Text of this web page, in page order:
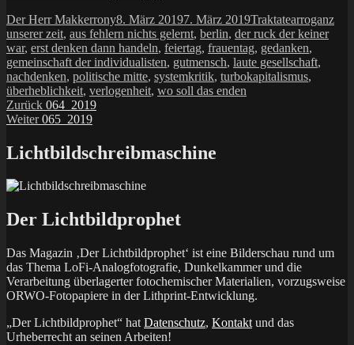
Autor
Der Herr MakkerronyVeröffentlicht
am
8. März 20197. März 2019Kategorien
Traktatearroganz
unserer zeit, aus fehlern nichts gelernt, berlin, der ruck der keiner
war, erst denken dann handeln, feiertag, frauentag, gedanken,
gemeinschaft der individualisten, gutmensch, laute gesellschaft,
nachdenken, politische mitte, systemkritik, turbokapitalismus,
überheblichkeit, verlogenheit, wo soll das enden
Beitragsnavigation
Zurück Vorheriger
Beitrag:
064_2019
Weiter Nächster
065_2019
Lichtbildschreibmaschine
Der Lichtbildprophet
Das Magazin ‚Der Lichtbildprophet‘ ist eine Bilderschau rund um
das Thema LoFi-Analogfotografie, Dunkelkammer und die
Verarbeitung überlagerter fotochemischer Materialien, vorzugsweise
ORWO-Fotopapiere in der Lithprint-Entwicklung.
„Der Lichtbildprophet“ hat Datenschutz, Kontakt und das
Urheberrecht an seinen Arbeiten!